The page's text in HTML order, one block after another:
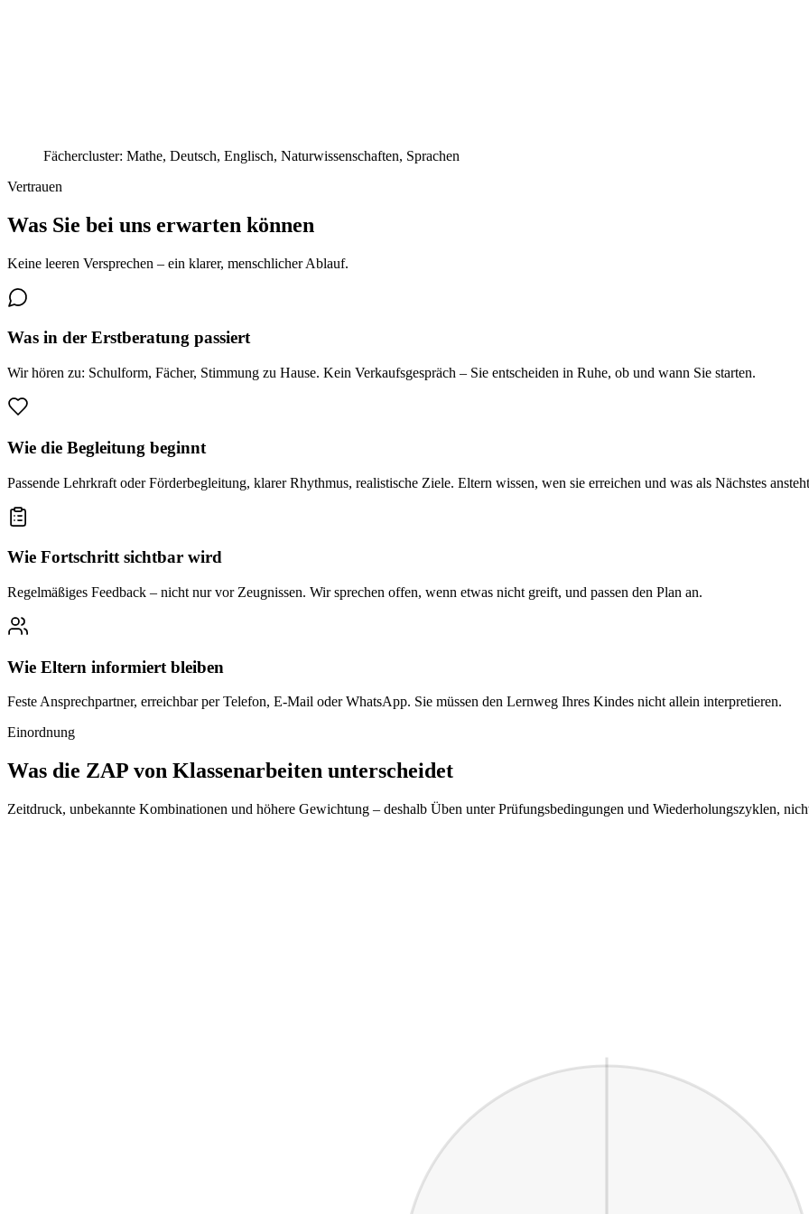
Fächercluster: Mathe, Deutsch, Englisch, Naturwissenschaften, Sprachen
Vertrauen
Was Sie bei uns erwarten können
Keine leeren Versprechen – ein klarer, menschlicher Ablauf.
Was in der Erstberatung passiert
Wir hören zu: Schulform, Fächer, Stimmung zu Hause. Kein Verkaufsgespräch – Sie entscheiden in Ruhe, ob und wann Sie starten.
Wie die Begleitung beginnt
Passende Lehrkraft oder Förderbegleitung, klarer Rhythmus, realistische Ziele. Eltern wissen, wen sie erreichen und was als Nächstes
Wie Fortschritt sichtbar wird
Regelmäßiges Feedback – nicht nur vor Zeugnissen. Wir sprechen offen, wenn etwas nicht greift, und passen den Plan an.
Wie Eltern informiert bleiben
Feste Ansprechpartner, erreichbar per Telefon, E-Mail oder WhatsApp. Sie müssen den Lernweg Ihres Kindes nicht allein interpretieren.
Einordnung
Was die ZAP von Klassenarbeiten unterscheidet
Zeitdruck, unbekannte Kombinationen und höhere Gewichtung – deshalb Üben unter Prüfungsbedingungen und Wiederholungszyklen,